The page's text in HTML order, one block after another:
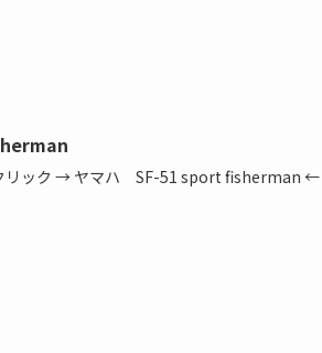
リック → ヤマハ SF-51 sport fisherman ←